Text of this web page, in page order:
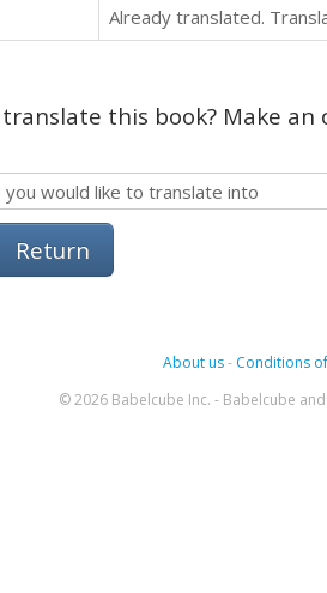
Already translated.
this book? Make
Return
About us- Conditions
© 2026 Babelcube Inc. - Babelcube